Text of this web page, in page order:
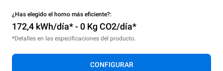
¿Has elegido el horno más eficiente?:
172,4 kWh/día* - 0 Kg CO2/día*
*Detalles en las especificaciones del producto.
CONFIGURAR